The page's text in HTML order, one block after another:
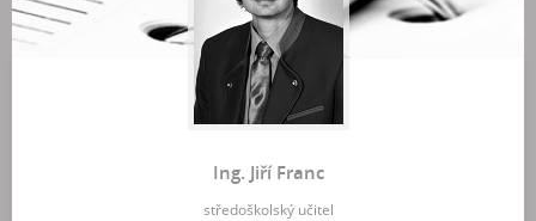
Ing. Jiří Franc
středoškolský učitel